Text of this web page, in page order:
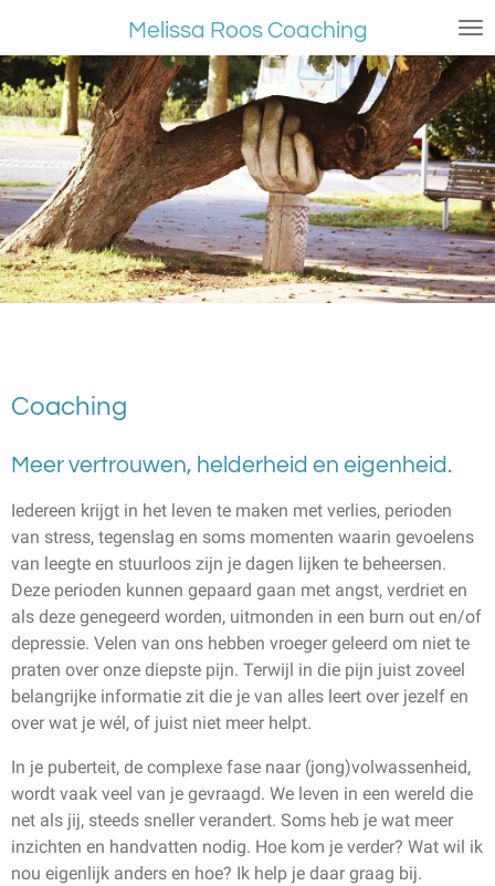
naar
de
hoofdinhoud
Melissa Roos Coaching
Coaching
Meer vertrouwen, helderheid en eigenheid.
Iedereen krijgt in het leven te maken met verlies, perioden
van stress, tegenslag en soms momenten waarin gevoelens
van leegte en stuurloos zijn je dagen lijken te beheersen.
Deze perioden kunnen gepaard gaan met angst, verdriet en
als deze genegeerd worden, uitmonden in een burn out en/of
depressie. Velen van ons hebben vroeger geleerd om niet te
praten over onze diepste pijn. Terwijl in die pijn juist zoveel
belangrijke informatie zit die je van alles leert over jezelf en
over wat je wél, of juist niet meer helpt.
In je puberteit, de complexe fase naar (jong)volwassenheid,
wordt vaak veel van je gevraagd. We leven in een wereld die
net als jij, steeds sneller verandert. Soms heb je wat meer
inzichten en handvatten nodig. Hoe kom je verder? Wat wil ik
nou eigenlijk anders en hoe? Ik help je daar graag bij.